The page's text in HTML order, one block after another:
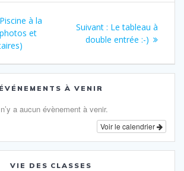
Article
Piscine à la
et
Suivant : Article
suivant
Le tableau à
double entrée :-)
ÉVÉNEMENTS À VENIR
a aucun évènement à venir.
Voir le calendrier
VIE DES CLASSES